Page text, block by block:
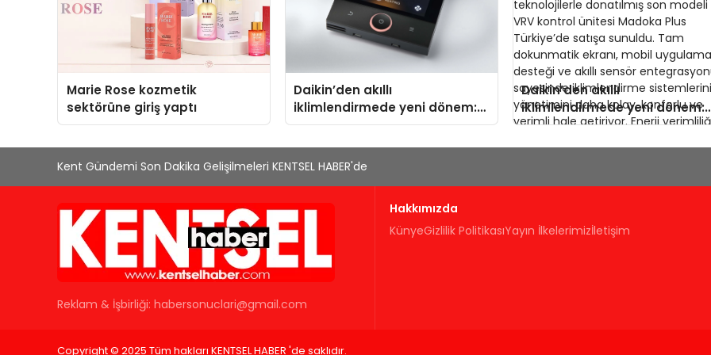
Marie Rose kozmetik
sektörüne giriş yaptı
Daikin’den akıllı
iklimlendirmede yeni dönem:
Madoka Plus Türkiye’de
Daikin’den akıllı
iklimlendirmede yeni dönem:
Madoka Plus Türkiye’de
Madoka Plus Türkiye’de satışa
Kent Gündemi Son Dakika Gelişilmeleri KENTSEL HABER'de
Reklam & İşbirliği: habersonuclari@gmail.com
Hakkımızda
KünyeGizlilik PolitikasıYayın İlkelerimizİletişim
Copyright © 2025 Tüm hakları KENTSEL HABER 'de saklıdır.